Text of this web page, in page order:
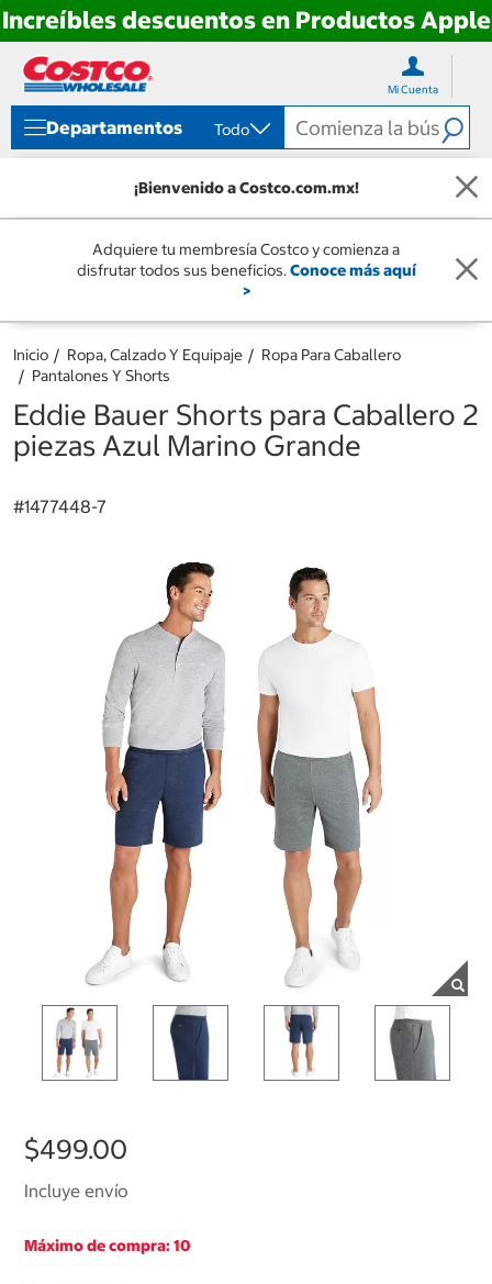
Increíbles descuentos en Productos Apple
directo
contenido
directo
menú
navegación
Mi Cuenta
Departamentos Todo
¡Bienvenido a Costco.com.mx!
Adquiere tu membresía Costco y comienza a
disfrutar todos sus beneficios.Conoce más aquí
>
Inicio Ropa, Calzado Y Equipaje
Ropa Para Caballero
Pantalones Y Shorts
Eddie Bauer Shorts para Caballero 2
piezas Azul Marino Grande
#1477448-7
$499.00
Incluye envío
Máximo de compra: 10